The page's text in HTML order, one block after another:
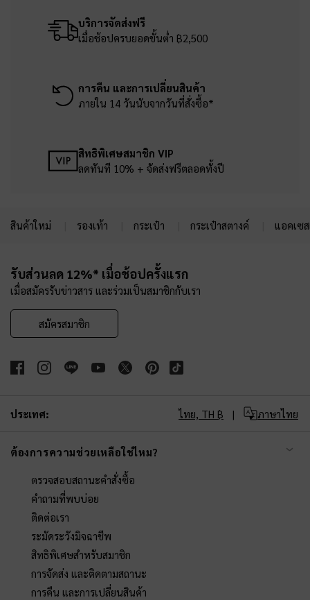
บริการจัดส่งฟรี
เมื่อช้อปครบยอดขั้นต่ำ ฿2,500
การคืน และการเปลี่ยนสินค้า
ภายใน 14 วันนับจากวันที่สั่งซื้อ*
สิทธิพิเศษสมาชิก VIP
ลดทันที 10% + จัดส่งฟรีตลอดทั้งปี
สินค้าใหม่ รองเท้า กระเป๋า กระเป๋าสตางค์ แอคเซ
รับส่วนลด 12%* เมื่อช้อปครั้งแรก
เมื่อสมัครรับข่าวสาร และร่วมเป็นสมาชิกกับเรา
สมัครสมาชิก
ประเทศ: ไทย, TH ฿ ภาษาไทย
ต้องการความช่วยเหลือใช่ไหม?
ตรวจสอบสถานะคำสั่งซื้อ
คำถามที่พบบ่อย
ติดต่อเรา
ระมัดระวังมิจฉาชีพ
สิทธิพิเศษสำหรับสมาชิก
การจัดส่ง และติดตามสถานะ
การคืน และการเปลี่ยนสินค้า